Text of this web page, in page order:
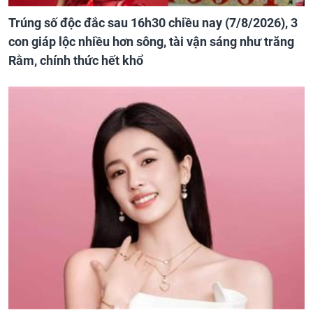
Trúng số độc đắc sau 16h30 chiều nay (7/8/2026), 3
con giáp lộc nhiều hơn sông, tài vận sáng như trăng
Rằm, chính thức hết khổ